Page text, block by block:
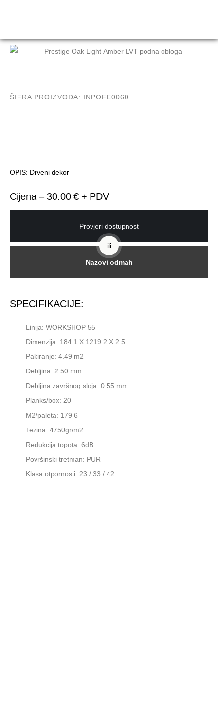
ŠIFRA PROIZVODA: INPOFE0060
OPIS: Drveni dekor
Cijena – 30.00 € + PDV
Provjeri dostupnost
ili
Nazovi odmah
SPECIFIKACIJE:
Linija: WORKSHOP 55
Dimenzija: 184.1 X 1219.2 X 2.5
Pakiranje: 4.49 m2
Debljina: 2.50 mm
Debljina završnog sloja: 0.55 mm
Planks/box: 20
M2/paleta: 179.6
Težina: 4750gr/m2
Redukcija topota: 6dB
Površinski tretman: PUR
Klasa otpornosti: 23 / 33 / 42